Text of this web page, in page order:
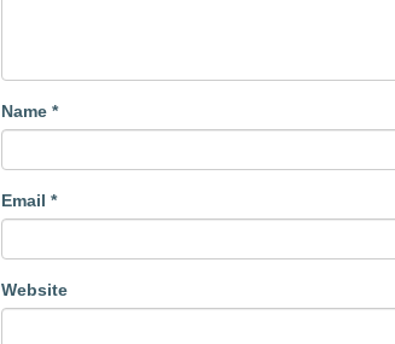
Name *
Email *
Website